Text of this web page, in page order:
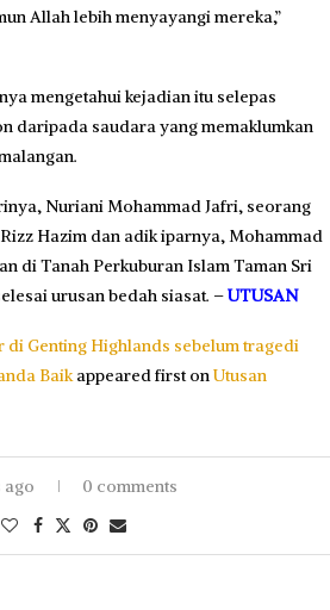
Allah lebih menyayangi mereka,”
mengetahui kejadian itu selepas
daripada saudara yang memaklumkan
Nuriani Mohammad Jafri, seorang
Hazim dan adik iparnya, Mohammad
di Tanah Perkuburan Islam Taman Sri
urusan bedah siasat. –UTUSAN
di Genting Highlands sebelum tragedi
Baikappeared first onUtusan
ago 0 comments